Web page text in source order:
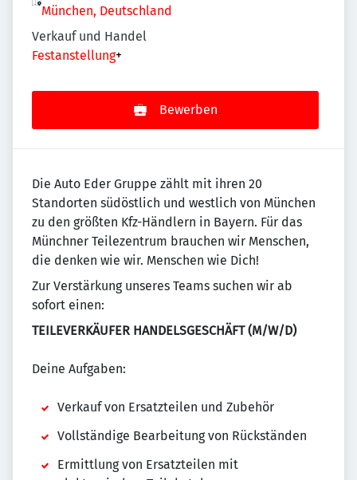
München, Deutschland
Verkauf und Handel
Festanstellung+
Bewerben
Die Auto Eder Gruppe zählt mit ihren 20
Standorten südöstlich und westlich von München
zu den größten Kfz-Händlern in Bayern. Für das
Münchner Teilezentrum brauchen wir Menschen,
die denken wie wir. Menschen wie Dich!
Zur Verstärkung unseres Teams suchen wir ab
sofort einen:
TEILEVERKÄUFER HANDELSGESCHÄFT (M/W/D)
Deine Aufgaben:
Verkauf von Ersatzteilen und Zubehör
Vollständige Bearbeitung von Rückständen
Ermittlung von Ersatzteilen mit